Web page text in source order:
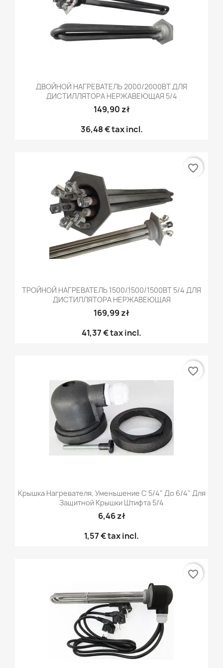
ДВОЙНОЙ НАГРЕВАТЕЛЬ 2000/2000ВТ ДЛЯ
ДИСТИЛЛЯТОРА НЕРЖАВЕЮЩАЯ 5/4
149,90 zł
36,48 €tax incl.
ТРОЙНОЙ НАГРЕВАТЕЛЬ 1500/1500/1500ВТ 5/4 ДЛЯ
ДИСТИЛЛЯТОРА НЕРЖАВЕЮЩАЯ
169,99 zł
41,37 €tax incl.
favorite_border
Крышка Нагревателя, Уменьшение С 5/4" До 6/4" Для
Защитной Крышки Штифта 5/4
6,46 zł
1,57 €tax incl.
favorite_border
favorite_border